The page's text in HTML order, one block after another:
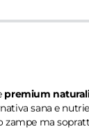
premium
sana e
zampe ma